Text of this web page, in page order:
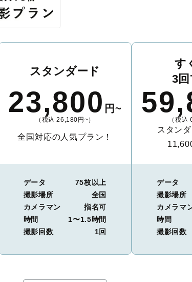
スタンダード
23,800 円~
（税込 26,180円~）
全国対応の人気プラン！
データ
75枚以上
撮影場所
全国
カメラマン
指名可
時間
1〜1.5時間
撮影回数
1回
す
3
（税込
スタン
データ
撮影場所
カメラマ
時間
撮影回数